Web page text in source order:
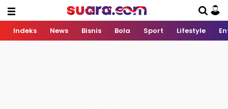
Indeks News Bisnis Bola Sport Lifestyle